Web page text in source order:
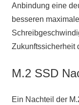
Anbindung eine
besseren
Zukunftssicherheit
M.2 SSD
Ein Nachteil der